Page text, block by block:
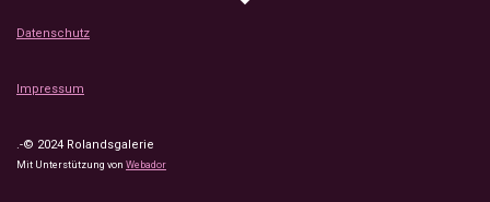
Datenschutz
Impressum
.-© 2024 Rolandsgalerie
Mit Unterstützung von Webador